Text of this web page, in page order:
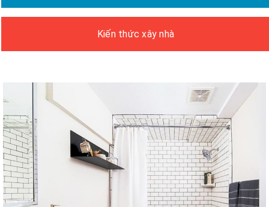
Kiến thức xây nhà